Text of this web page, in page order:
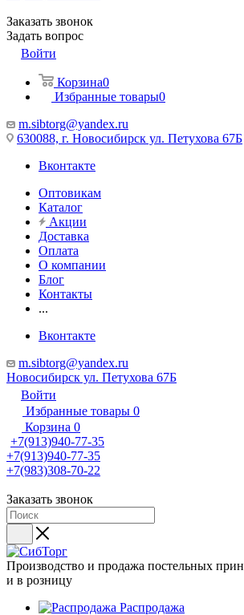
Заказать звонок
Задать вопрос
Войти
Корзина0
Избранные товары0
m.sibtorg@yandex.ru
630088, г. Новосибирск ул. Петухова 67Б
Вконтакте
Оптовикам
Каталог
Акции
Доставка
Оплата
О компании
Блог
Контакты
...
Вконтакте
m.sibtorg@yandex.ru
Новосибирск ул. Петухова 67Б
Войти
Избранные товары 0
Корзина 0
+7(913)940-77-35
+7(913)940-77-35
+7(983)308-70-22
Заказать звонок
Производство и продажа постельных
и в розницу
Распродажа